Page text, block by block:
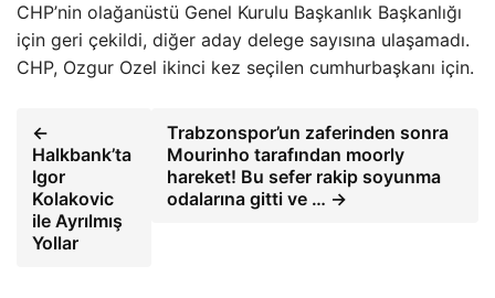
CHP’nin olağanüstü Genel Kurulu Başkanlık Başkanlığı
için geri çekildi, diğer aday delege sayısına ulaşamadı.
CHP, Ozgur Ozel ikinci kez seçilen cumhurbaşkanı için.
←
Halkbank’ta
Igor
Kolakovic
ile Ayrılmış
Yollar
Trabzonspor’un zaferinden sonra
Mourinho tarafından moorly
hareket! Bu sefer rakip soyunma
odalarına gitti ve … →